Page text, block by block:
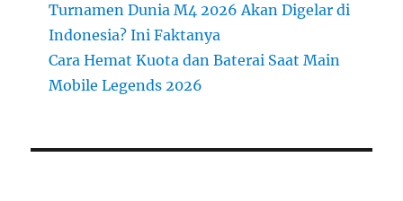
Turnamen Dunia M4 2026 Akan Digelar di
Indonesia? Ini Faktanya
Cara Hemat Kuota dan Baterai Saat Main
Mobile Legends 2026